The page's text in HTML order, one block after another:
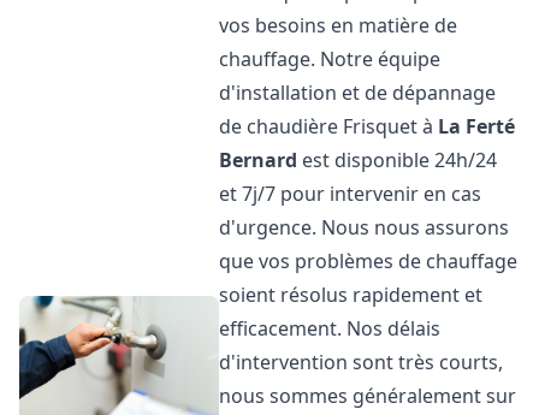
vos besoins en matière de
chauffage. Notre équipe
d'installation et de dépannage
de chaudière Frisquet à La Ferté
Bernard est disponible 24h/24
et 7j/7 pour intervenir en cas
d'urgence. Nous nous assurons
que vos problèmes de chauffage
soient résolus rapidement et
efficacement. Nos délais
d'intervention sont très courts,
nous sommes généralement sur